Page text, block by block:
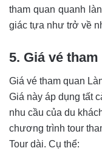
tham quan quanh
giác tựa như trở về
5. Giá vé
Giá vé tham quan
Giá này áp dụng tất
nhu cầu của du
chương trình tour
Tour dài. Cụ thể: